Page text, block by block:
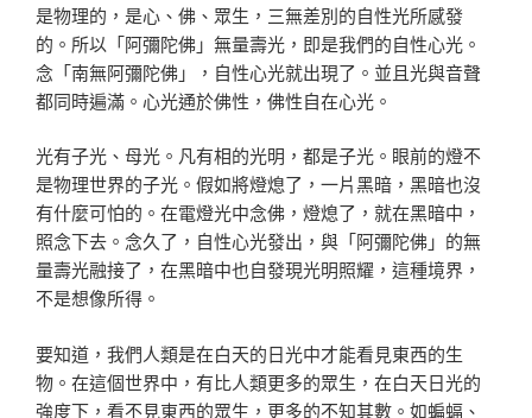
是物理的，是心、佛、眾生，三無差別的自性光所感發
的。所以「阿彌陀佛」無量壽光，即是我們的自性心光。
念「南無阿彌陀佛」，自性心光就出現了。並且光與音聲
都同時遍滿。心光通於佛性，佛性自在心光。
光有子光、母光。凡有相的光明，都是子光。眼前的燈不
是物理世界的子光。假如將燈熄了，一片黑暗，黑暗也沒
有什麼可怕的。在電燈光中念佛，燈熄了，就在黑暗中，
照念下去。念久了，自性心光發出，與「阿彌陀佛」的無
量壽光融接了，在黑暗中也自發現光明照耀，這種境界，
不是想像所得。
要知道，我們人類是在白天的日光中才能看見東西的生
物。在這個世界中，有比人類更多的眾生，在白天日光的
強度下，看不見東西的眾生，更多的不知其數。如蝙蝠、